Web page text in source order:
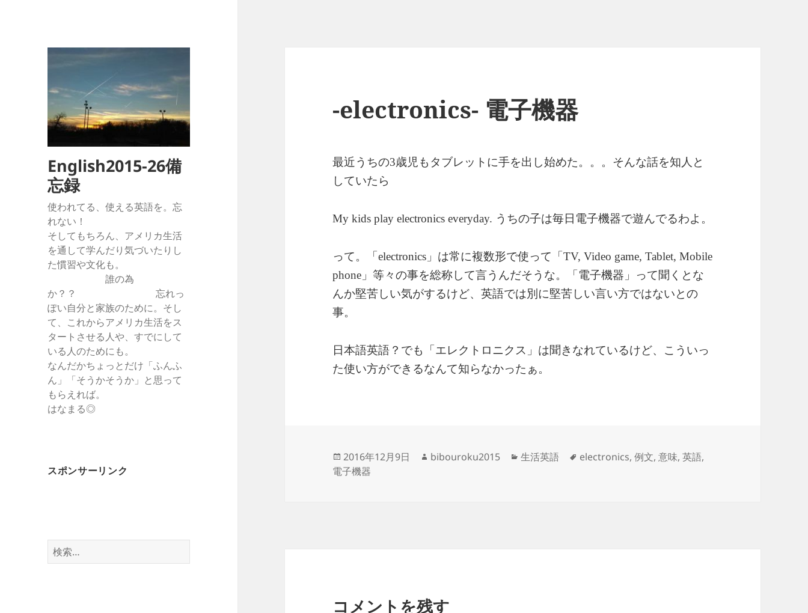
English2015-26備
忘録
使われてる、使える英語を。忘
れない！
そしてもちろん、アメリカ生活
を通して学んだり気づいたりし
た慣習や文化も。
誰の為
か？？ 忘れっ
ぽい自分と家族のために。そし
て、これからアメリカ生活をス
タートさせる人や、すでにして
いる人のためにも。
なんだかちょっとだけ「ふんふ
ん」「そうかそうか」と思って
もらえれば。
はなまる◎
スポンサーリンク
検
索:
-electronics- 電子機器
最近うちの3歳児もタブレットに手を出し始めた。。。そんな話を知人と
していたら
My kids play electronics everyday. うちの子は毎日電子機器で遊んでるわよ。
って。「electronics 」は常に複数形で使って「TV, Video game, Tablet, Mobile
phone 」等々の事を総称して言うんだそうな。「電子機器」って聞くとな
んか堅苦しい気がするけど、英語では別に堅苦しい言い方ではないとの
事。
日本語英語？でも「エレクトロニクス」は聞きなれているけど、こういっ
た使い方ができるなんて知らなかったぁ。
投
稿
2016年12月9日
作
bibouroku2015
カ
生活英語
タ
electronics,例文,意味,英語,
電子機器
コメントを残す